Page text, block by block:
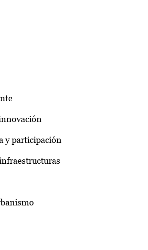
y participación